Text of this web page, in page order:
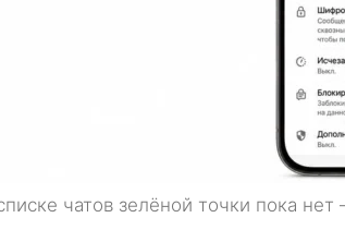
чатов зелёной точки пока